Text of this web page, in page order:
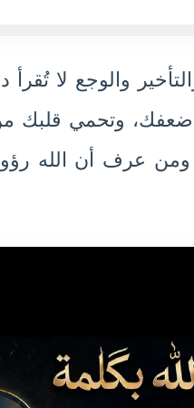
والوجع لا تُقرأ
وتحمي قلبك
عرف أن الله